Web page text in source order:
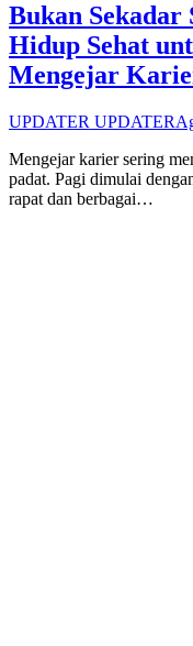
Bukan Sekadar
Hidup Sehat
Mengejar
UPDATER UPDATER
Mengejar karier sering
padat. Pagi dimulai
rapat dan berbagai…